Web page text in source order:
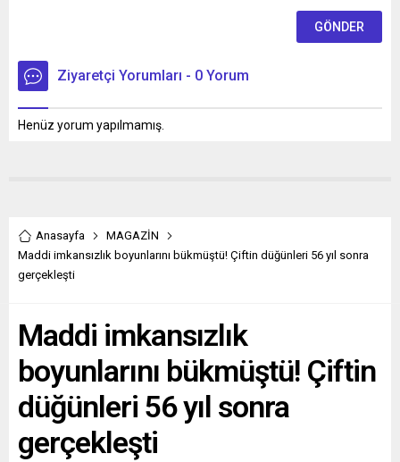
Ziyaretçi Yorumları - 0 Yorum
Henüz yorum yapılmamış.
Anasayfa
MAGAZİN
Maddi imkansızlık boyunlarını bükmüştü! Çiftin düğünleri 56 yıl sonra
gerçekleşti
Maddi imkansızlık
boyunlarını bükmüştü! Çiftin
düğünleri 56 yıl sonra
gerçekleşti